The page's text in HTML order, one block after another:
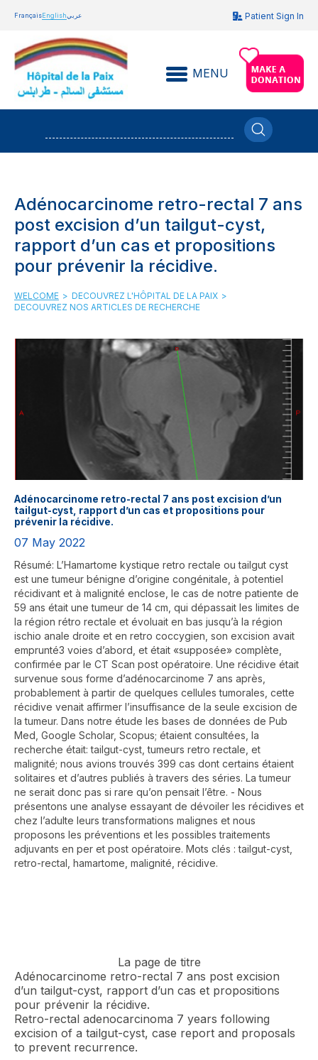
FrançaisEnglishعربي Patient Sign In
MENU
Adénocarcinome retro-rectal 7 ans
post excision d’un tailgut-cyst,
rapport d’un cas et propositions
pour prévenir la récidive.
WELCOME > DECOUVREZ L'HÔPITAL DE LA PAIX >
DECOUVREZ NOS ARTICLES DE RECHERCHE
Adénocarcinome retro-rectal 7 ans post excision d’un
tailgut-cyst, rapport d’un cas et propositions pour
prévenir la récidive.
07 May 2022
Résumé: L’Hamartome kystique retro rectale ou tailgut cyst
est une tumeur bénigne d’origine congénitale, à potentiel
récidivant et à malignité enclose, le cas de notre patiente de
59 ans était une tumeur de 14 cm, qui dépassait les limites de
la région rétro rectale et évoluait en bas jusqu’à la région
ischio anale droite et en retro coccygien, son excision avait
emprunté3 voies d’abord, et était «supposée» complète,
confirmée par le CT Scan post opératoire. Une récidive était
survenue sous forme d’adénocarcinome 7 ans après,
probablement à partir de quelques cellules tumorales, cette
récidive venait affirmer l’insuffisance de la seule excision de
la tumeur. Dans notre étude les bases de données de Pub
Med, Google Scholar, Scopus; étaient consultées, la
recherche était: tailgut-cyst, tumeurs retro rectale, et
malignité; nous avions trouvés 399 cas dont certains étaient
solitaires et d’autres publiés à travers des séries. La tumeur
ne serait donc pas si rare qu’on pensait l’être. - Nous
présentons une analyse essayant de dévoiler les récidives et
chez l’adulte leurs transformations malignes et nous
proposons les préventions et les possibles traitements
adjuvants en per et post opératoire. Mots clés : tailgut-cyst,
retro-rectal, hamartome, malignité, récidive.
La page de titre
Adénocarcinome retro-rectal 7 ans post excision
d’un tailgut-cyst, rapport d’un cas et propositions
pour prévenir la récidive.
Retro-rectal adenocarcinoma 7 years following
excision of a tailgut-cyst, case report and proposals
to prevent recurrence.